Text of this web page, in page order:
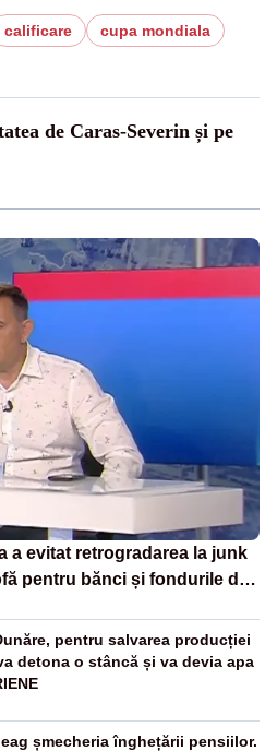
calificare
cupa mondiala
de Caras-Severin și pe
a evitat retrogradarea la junk
pentru bănci și fondurile de
pentru salvarea producției
detona o stâncă și va devia apa
șmecheria înghețării pensiilor.